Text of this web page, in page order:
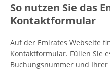
So nutzen Sie das
Kontaktformular
Auf der Emirates Webseite
Kontaktformular. Füllen Sie
Buchungsnummer und